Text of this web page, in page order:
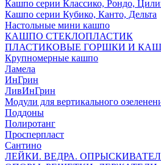
Кашпо серии Классико, Рондо,
Кашпо серии Кубико, Канто, Дельта
Настольные мини кашпо
КАШПО СТЕКЛОПЛАСТИК
ПЛАСТИКОВЫЕ ГОРШКИ И
Крупномерные кашпо
Ламела
ИнГрин
ЛивИнГрин
Модули для вертикального
Поддоны
Полиротанг
Просперпласт
Сантино
ЛЕЙКИ. ВЕДРА.